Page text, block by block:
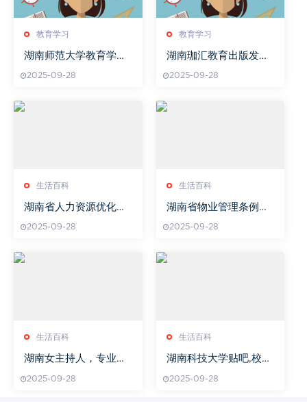
教育学习
湖南师范大学教育学院
2025-09-28
教育学习
湖南珈汇教育出版发行
2025-09-28
生活百科
湖南省人力资源优化策
2025-09-28
生活百科
湖南省物业管理条例详
业主权益
2025-09-28
生活百科
湖南女主持人，专业素
的新星
2025-09-28
生活百科
湖南科技大学贴吧,校园
使用指南
2025-09-28